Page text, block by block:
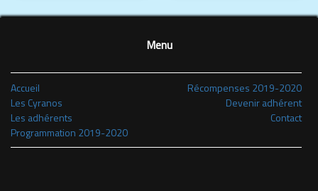
Menu
Accueil
Les Cyranos
Les adhérents
Programmation 2019-2020
Récompenses 2019-2020
Devenir adhérent
Contact